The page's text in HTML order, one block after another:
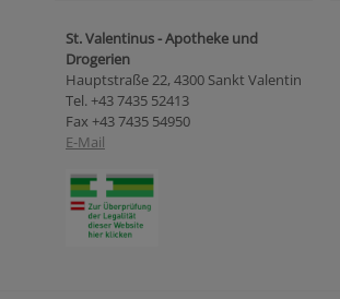
St. Valentinus - Apotheke und
Drogerien
Hauptstraße 22, 4300 Sankt Valentin
Tel. +43 7435 52413
Fax +43 7435 54950
E-Mail